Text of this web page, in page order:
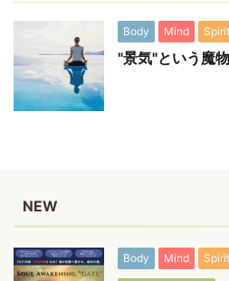
Body Mind Spirit
"景気"という魔
NEW
Body Mind Spirit